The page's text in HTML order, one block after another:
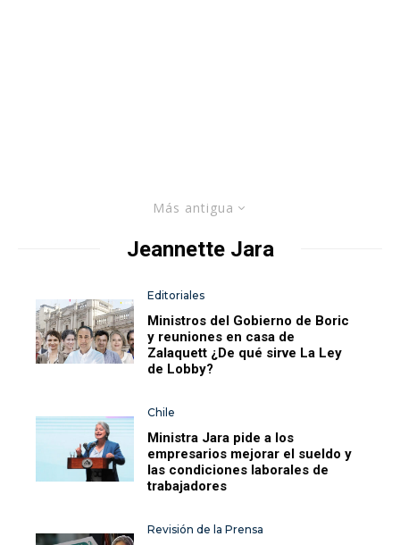
Más antigua
Jeannette Jara
Editoriales
Ministros del Gobierno de Boric
y reuniones en casa de
Zalaquett ¿De qué sirve La Ley
de Lobby?
Chile
Ministra Jara pide a los
empresarios mejorar el sueldo y
las condiciones laborales de
trabajadores
Revisión de la Prensa